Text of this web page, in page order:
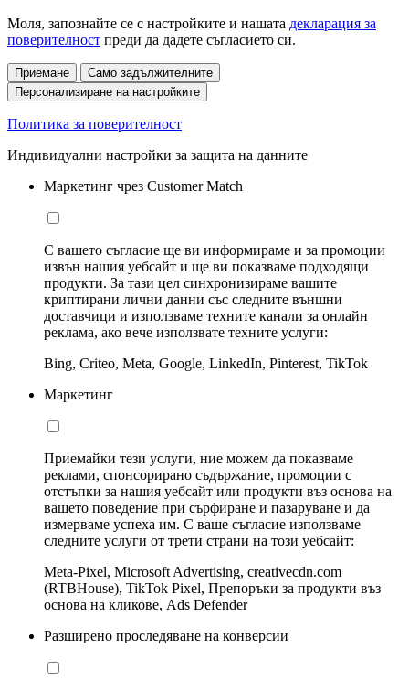
Моля, запознайте се с настройките и нашата декларация за
поверителност преди да дадете съгласието си.
Приемане
Само задължителните
Персонализиране на настройките
Политика за поверителност
Индивидуални настройки за защита на данните
Маркетинг чрез Customer Match
С вашето съгласие ще ви информираме и за промоции
извън нашия уебсайт и ще ви показваме подходящи
продукти. За тази цел синхронизираме вашите
криптирани лични данни със следните външни
доставчици и използваме техните канали за онлайн
реклама, ако вече използвате техните услуги:
Bing, Criteo, Meta, Google, LinkedIn, Pinterest, TikTok
Маркетинг
Приемайки тези услуги, ние можем да показваме
реклами, спонсорирано съдържание, промоции с
отстъпки за нашия уебсайт или продукти въз основа на
вашето поведение при сърфиране и пазаруване и да
измерваме успеха им. С ваше съгласие използваме
следните услуги от трети страни на този уебсайт:
Meta-Pixel, Microsoft Advertising, creativecdn.com
(RTBHouse), TikTok Pixel, Препоръки за продукти въз
основа на кликове, Ads Defender
Разширено проследяване на конверсии